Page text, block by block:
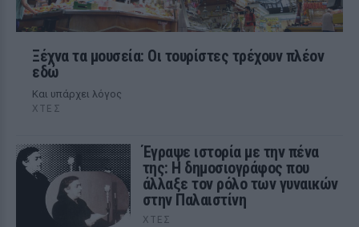
Ξέχνα τα μουσεία: Οι τουρίστες τρέχουν πλέον
εδώ
Και υπάρχει λόγος
ΧΤΕΣ
Έγραψε ιστορία με την πένα
της: Η δημοσιογράφος που
άλλαξε τον ρόλο των γυναικών
στην Παλαιστίνη
ΧΤΕΣ